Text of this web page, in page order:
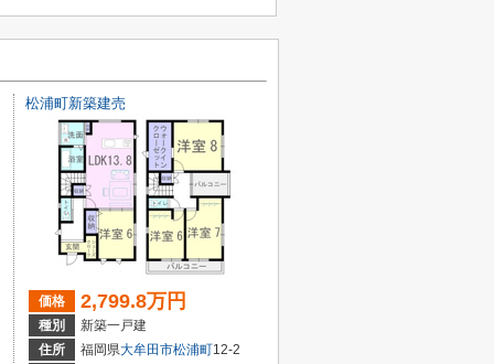
松浦町新築建売
価格 2,799.8万円
種別
新築一戸建
住所
福岡県大牟田市松浦町12-2